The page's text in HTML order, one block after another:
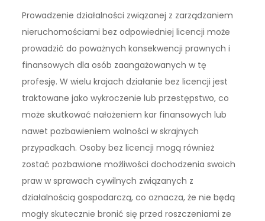
Prowadzenie działalności związanej z zarządzaniem
nieruchomościami bez odpowiedniej licencji może
prowadzić do poważnych konsekwencji prawnych i
finansowych dla osób zaangażowanych w tę
profesję. W wielu krajach działanie bez licencji jest
traktowane jako wykroczenie lub przestępstwo, co
może skutkować nałożeniem kar finansowych lub
nawet pozbawieniem wolności w skrajnych
przypadkach. Osoby bez licencji mogą również
zostać pozbawione możliwości dochodzenia swoich
praw w sprawach cywilnych związanych z
działalnością gospodarczą, co oznacza, że nie będą
mogły skutecznie bronić się przed roszczeniami ze